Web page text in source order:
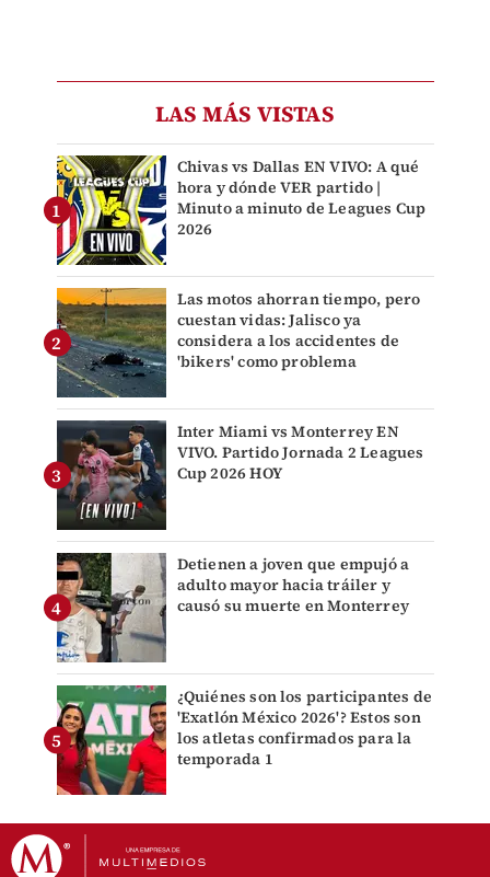
LAS MÁS VISTAS
Chivas vs Dallas EN VIVO: A qué
hora y dónde VER partido |
Minuto a minuto de Leagues Cup
2026
Las motos ahorran tiempo, pero
cuestan vidas: Jalisco ya
considera a los accidentes de
'bikers' como problema
Inter Miami vs Monterrey EN
VIVO. Partido Jornada 2 Leagues
Cup 2026 HOY
Detienen a joven que empujó a
adulto mayor hacia tráiler y
causó su muerte en Monterrey
¿Quiénes son los participantes de
'Exatlón México 2026'? Estos son
los atletas confirmados para la
temporada 1